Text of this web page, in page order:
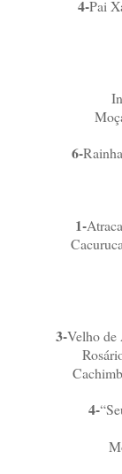
4-Pai
6-
1-
3-Velho de
4-